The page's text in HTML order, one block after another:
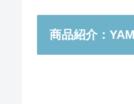
商品紹介：